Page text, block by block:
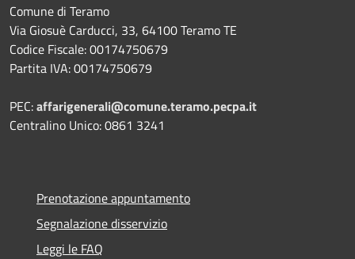
Comune di Teramo
Via Giosuè Carducci, 33, 64100 Teramo TE
Codice Fiscale: 00174750679
Partita IVA: 00174750679
PEC:affarigenerali@comune.teramo.pecpa.it
Centralino Unico: 0861 3241
Prenotazione appuntamento
Segnalazione disservizio
Leggi le FAQ